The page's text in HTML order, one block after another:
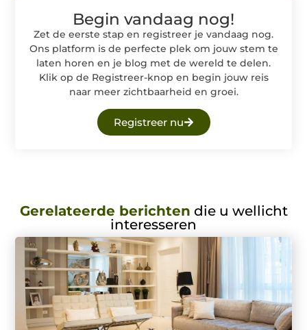
Begin vandaag nog!
Zet de eerste stap en registreer je vandaag nog.
Ons platform is de perfecte plek om jouw stem te
laten horen en je blog met de wereld te delen.
Klik op de Registreer-knop en begin jouw reis
naar meer zichtbaarheid en groei.
Registreer nu
Gerelateerde berichten die u wellicht
interesseren